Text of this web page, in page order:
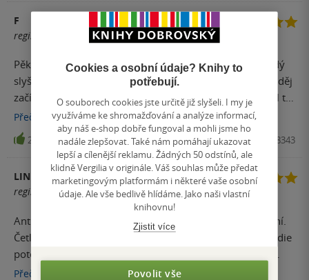
F
registrovaný uživatel
Pěkný překlad, klasický příběh, o kterém zcela jistě každý
slyšel, leč málokdo četl. Mne samotného překvapilo, že děj
začíná až v Thébách, kdy je již Oidipús králem, leč smysl to
dává - jinak by samotné drama bylo příliš dlouhé pro
diváky. Jinak hodnocení od "D." je opravdu absurdní a
dokazuje, že soutěž od Knih D. je zneužívána. Nechápu, jak
takový komentář mohl projít sítem kontrolorů.
Přečíst více
20 Kniha, Artur, 2010, 9788087128343
LINDA
registrovaný uživatel
Antické klasické dílo, které patří k všeobecnému vzdělání.
Četla jsem ho na gymnáziu a jsem za to ráda. Tato tragédie
poté inspirovala řadu dalších děl a i oborů - viz třeba v
psychologii tzv. oidipovský komplex (syn má velmi kladný
Přečíst
Cookies a osobní údaje? Knihy to
potřebují.
O souborech cookies jste určitě již slyšeli. I my je
využíváme ke shromažďování a analýze informací,
aby náš e-shop dobře fungoval a mohli jsme ho
nadále zlepšovat. Také nám pomáhají ukazovat
lepší a cílenější reklamu. Žádných 50 odstínů, ale
klidně Vergilia v originále. Váš souhlas může předat
marketingovým platformám i některé vaše osobní
údaje. Ale vše bedlivě hlídáme. Jako naši vlastní
knihovnu!
Zjistit více
Povolit vše